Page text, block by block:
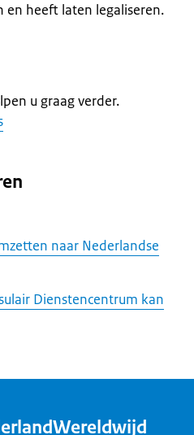
en heeft laten legaliseren.
u graag verder.
naar Nederlandse
Dienstencentrum kan